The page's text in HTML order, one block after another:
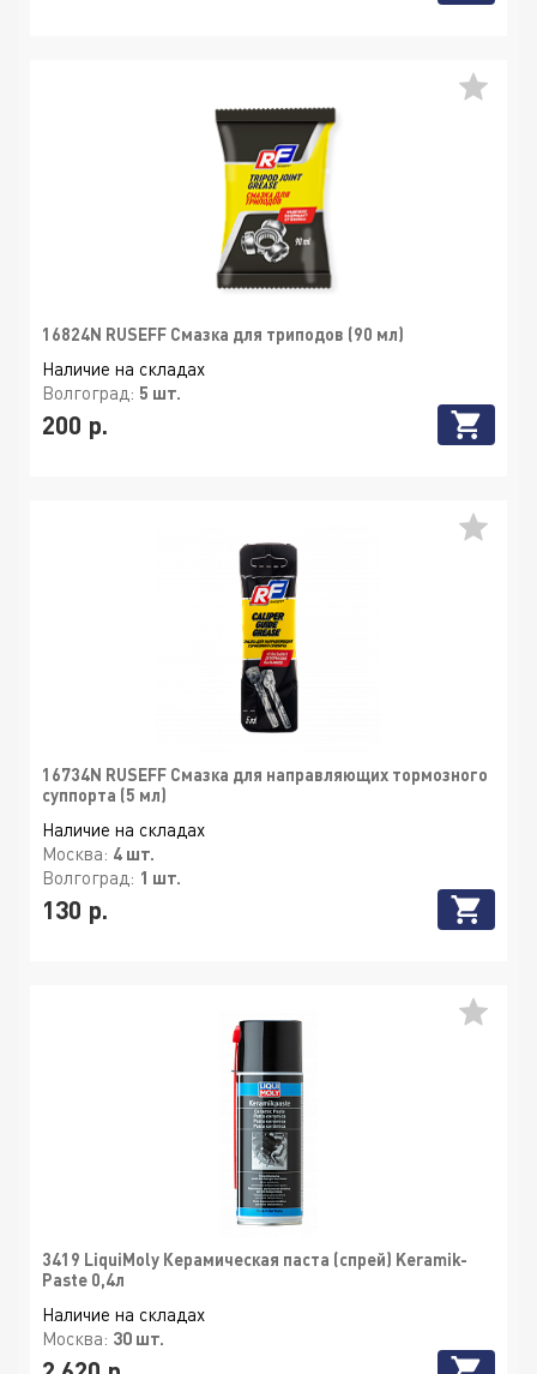
16824N RUSEFF Смазка для триподов (90 мл)
Наличие на складах
Волгоград: 5 шт.
200 р.
16734N RUSEFF Смазка для направляющих тормозного
суппорта (5 мл)
Наличие на складах
Москва: 4 шт.
Волгоград: 1 шт.
130 р.
3419 LiquiMoly Керамическая паста (спрей) Keramik-
Paste 0,4л
Наличие на складах
Москва: 30 шт.